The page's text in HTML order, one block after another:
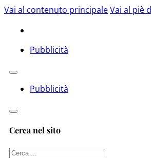
Vai al contenuto principaleVai al piè
Pubblicità
Pubblicità
Cerca nel sito
Cerca